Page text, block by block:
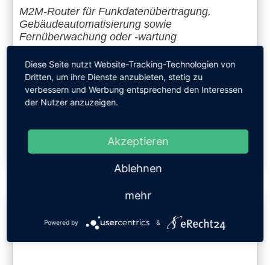
M2M-Router für Funkdatenübertragung,
Gebäudeautomatisierung sowie
Fernüberwachung oder -wartung
m2m Germany, ein Ausrüster für Machine-to-
Machine-Kommunikation, hat auf der Hannover
Messe Ende April 2012 eine Fernwartungslösung
per m2m Cluster vorgestellt
WEITERLESEN
Diese Seite nutzt Website-Tracking-Technologien von
Dritten, um ihre Dienste anzubieten, stetig zu
verbessern und Werbung entsprechend den Interessen
der Nutzer anzuzeigen.
Akzeptieren
Ablehnen
mehr
Powered by &